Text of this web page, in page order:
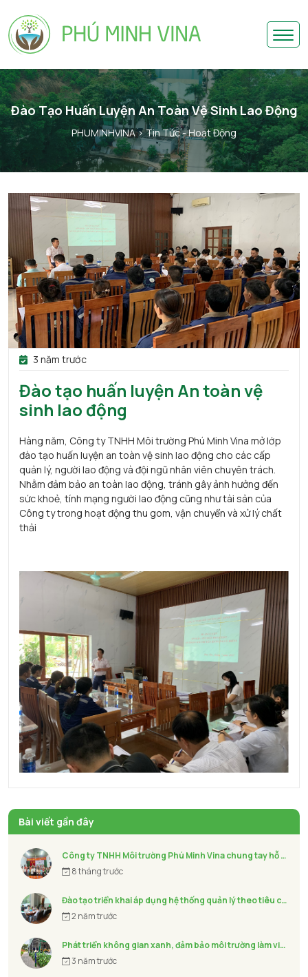
Đào Tạo Huấn Luyện An Toàn Vệ Sinh Lao Động
PHUMINHVINA> Tin Tức - Hoạt Động
3 năm trước
Đào tạo huấn luyện An toàn vệ
sinh lao động
Hàng năm, Công ty TNHH Môi trường Phú Minh Vina mở lớp
đào tạo huấn luyện an toàn vệ sinh lao động cho các cấp
quản lý, người lao động và đội ngũ nhân viên chuyên trách.
Nhằm đảm bảo an toàn lao động, tránh gây ảnh hưởng đến
sức khoẻ, tính mạng người lao động cũng như tài sản của
Công ty trong hoạt động thu gom, vận chuyển và xử lý chất
thải
Bài viết gần đây
Công ty TNHH Môi trường Phú Minh Vina chung tay hỗ trợ bà con khắc phục hậu quả Bão số 13 - KALMAEGI
8 tháng trước
Đào tạo triển khai áp dụng hệ thống quản lý theo tiêu chuẩn ISO
2 năm trước
Phát triển không gian xanh, đảm bảo môi trường làm việc thân thiện cho người lao động
3 năm trước